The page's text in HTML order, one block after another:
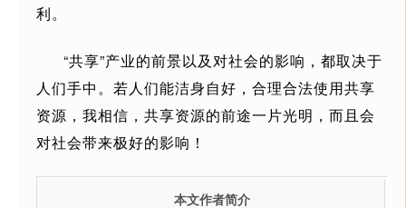
利。
“共享”产业的前景以及对社会的影响，都取决于
人们手中。若人们能洁身自好，合理合法使用共享
资源，我相信，共享资源的前途一片光明，而且会
对社会带来极好的影响！
本文作者简介